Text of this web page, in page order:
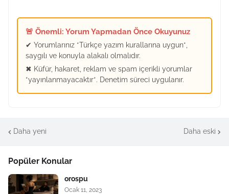
🚨 Önemli: Yorum Yapmadan Önce Okuyunuz
✔ Yorumlarınız *Türkçe yazım kurallarına uygun*,
saygılı ve konuyla alakalı olmalıdır.
✖ Küfür, hakaret, reklam ve spam içerikli yorumlar
*yayınlanmayacaktır*. Denetim süreci uygulanır.
Daha yeni Daha eski
Popüler Konular
orospu
Ocak 11, 2023